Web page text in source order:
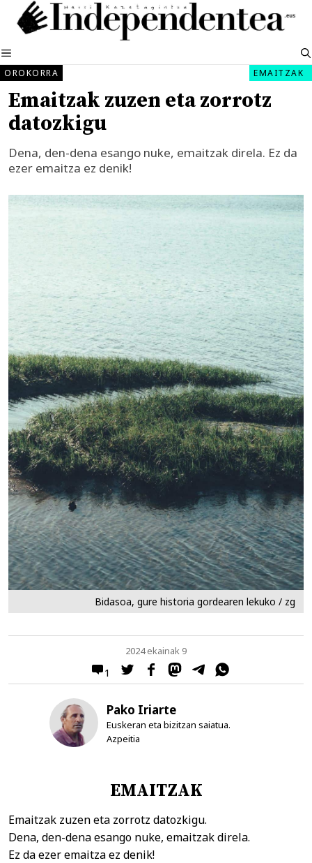
Edukira
salto
MENUA
OROKORRA EMAITZAK
Emaitzak zuzen eta zorrotz
datozkigu
Dena, den-dena esango nuke, emaitzak direla. Ez da
ezer emaitza ez denik!
Bidasoa, gure historia gordearen lekuko / zg
1
2024 ekainak 9
Pako Iriarte
Euskeran eta bizitzan saiatua.
Azpeitia
EMAITZAK
Emaitzak zuzen eta zorrotz datozkigu.
Dena, den-dena esango nuke, emaitzak direla.
Ez da ezer emaitza ez denik!